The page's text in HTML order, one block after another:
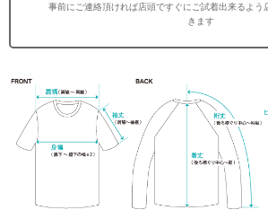
事前にご連絡頂ければ店頭ですぐにご試着出来るよう
きます